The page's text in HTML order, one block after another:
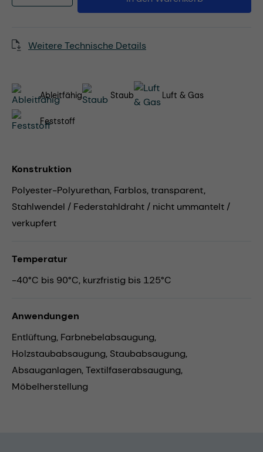
Weitere Technische Details
Ableitfähig Staub Luft & Gas
Feststoff
Konstruktion
Polyester-Polyurethan, Farblos, transparent,
Stahlwendel / Federstahldraht / nicht ummantelt /
verkupfert
Temperatur
-40°C bis 90°C, kurzfristig bis 125°C
Anwendungen
Entlüftung, Farbnebelabsaugung,
Holzstaubabsaugung, Staubabsaugung,
Absauganlagen,Textilfaserabsaugung,
Möbelherstellung